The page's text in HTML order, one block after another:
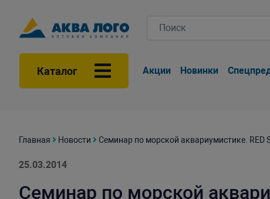
Каталог Акции Новинки
Главная Новости Семинар по морской аквариумистике. RED
25.03.2014
Семинар по морской